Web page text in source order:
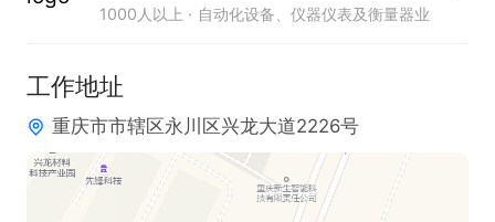
5.团队合作且态度良好。
三、福利待遇
1.英文：TEM-8或CET-6者享津贴1500元/月，TEM-
4或CET-4者享津贴1000元/月
2.入职购五险
1000人以上 自动化设备、仪器仪表及衡量器业
工作地址
重庆市市辖区永川区兴龙大道2226号